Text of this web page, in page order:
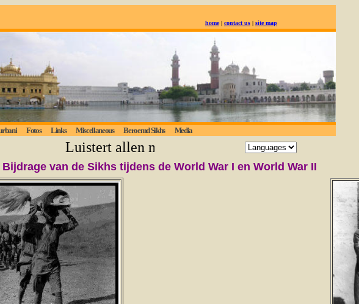
home| contact us | site map
Fotos Links Miscellaneous Beroemd Sikhs Media
Luistert allen naar de eeuwige waarheid;
Bijdrage van de Sikhs tijdens de World War I en World War II